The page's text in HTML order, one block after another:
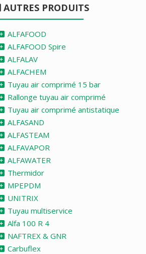
AUTRES PRODUITS
ALFAFOOD
ALFAFOOD Spire
ALFALAV
ALFACHEM
Tuyau air comprimé 15 bar
Rallonge tuyau air comprimé
Tuyau air comprimé antistatique
ALFASAND
ALFASTEAM
ALFAVAPOR
ALFAWATER
Thermidor
MPEPDM
UNITRIX
Tuyau multiservice
Alfa 100 R 4
NAFTREX & GNR
Carbuflex